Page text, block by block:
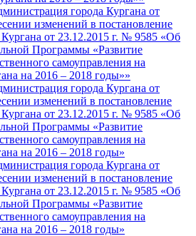
города Кургана от
изменений в постановление
от 23.12.2015 г. № 9585 «Об
Программы «Развитие
самоуправления на
на 2016 – 2018 годы»»
города Кургана от
изменений в постановление
от 23.12.2015 г. № 9585 «Об
Программы «Развитие
самоуправления на
на 2016 – 2018 годы»
города Кургана от
изменений в постановление
от 23.12.2015 г. № 9585 «Об
Программы «Развитие
самоуправления на
на 2016 – 2018 годы»